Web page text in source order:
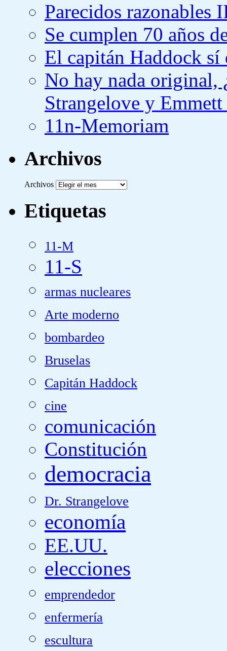
Parecidos razonables
Se cumplen 70 años
El capitán Haddock sí
No hay nada original,
Strangelove y
11n-Memoriam
Archivos
Archivos
Etiquetas
11-M
11-S
armas nucleares
Arte moderno
bombardeo
Bruselas
Capitán Haddock
cine
comunicación
Constitución
democracia
Dr. Strangelove
economía
EE.UU.
elecciones
emprendedor
enfermería
escultura